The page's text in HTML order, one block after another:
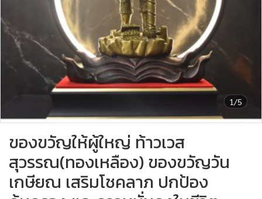
1/5
ของขวัญให้ผู้ใหญ่ ท้าวเวส
สุวรรณ(ทองเหลือง) ของขวัญวัน
เกษียณ เสริมโชคลาภ ปกป้อง